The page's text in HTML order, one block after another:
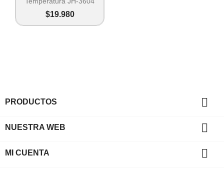
$19.980
PRODUCTOS 
NUESTRA WEB 
MI CUENTA 